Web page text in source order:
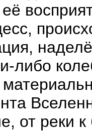
либо
от реки